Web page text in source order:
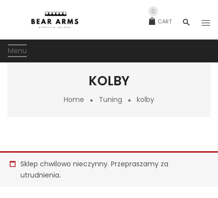
CART
0
Menu
KOLBY
Home Tuning kolby
Sklep chwilowo nieczynny. Przepraszamy za
utrudnienia.